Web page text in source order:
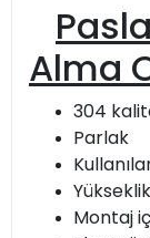
Alma
304
Parlak
Montaj